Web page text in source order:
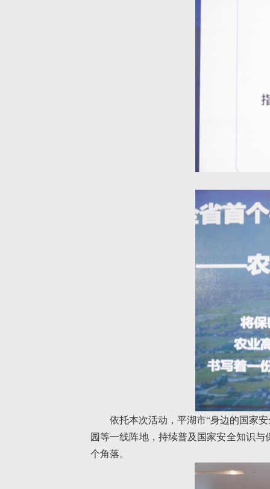
依托本次活动，平湖市“身边的国家
园等一线阵地，持续普及国家安全知识
个角落。